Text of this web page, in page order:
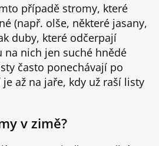
případě stromy, které
(např. olše, některé jasany,
duby, které odčerpají
na nich jen suché hnědé
často ponechávají po
až na jaře, kdy už raší listy
v zimě?